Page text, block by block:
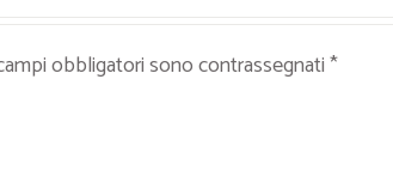
obbligatori sono contrassegnati*